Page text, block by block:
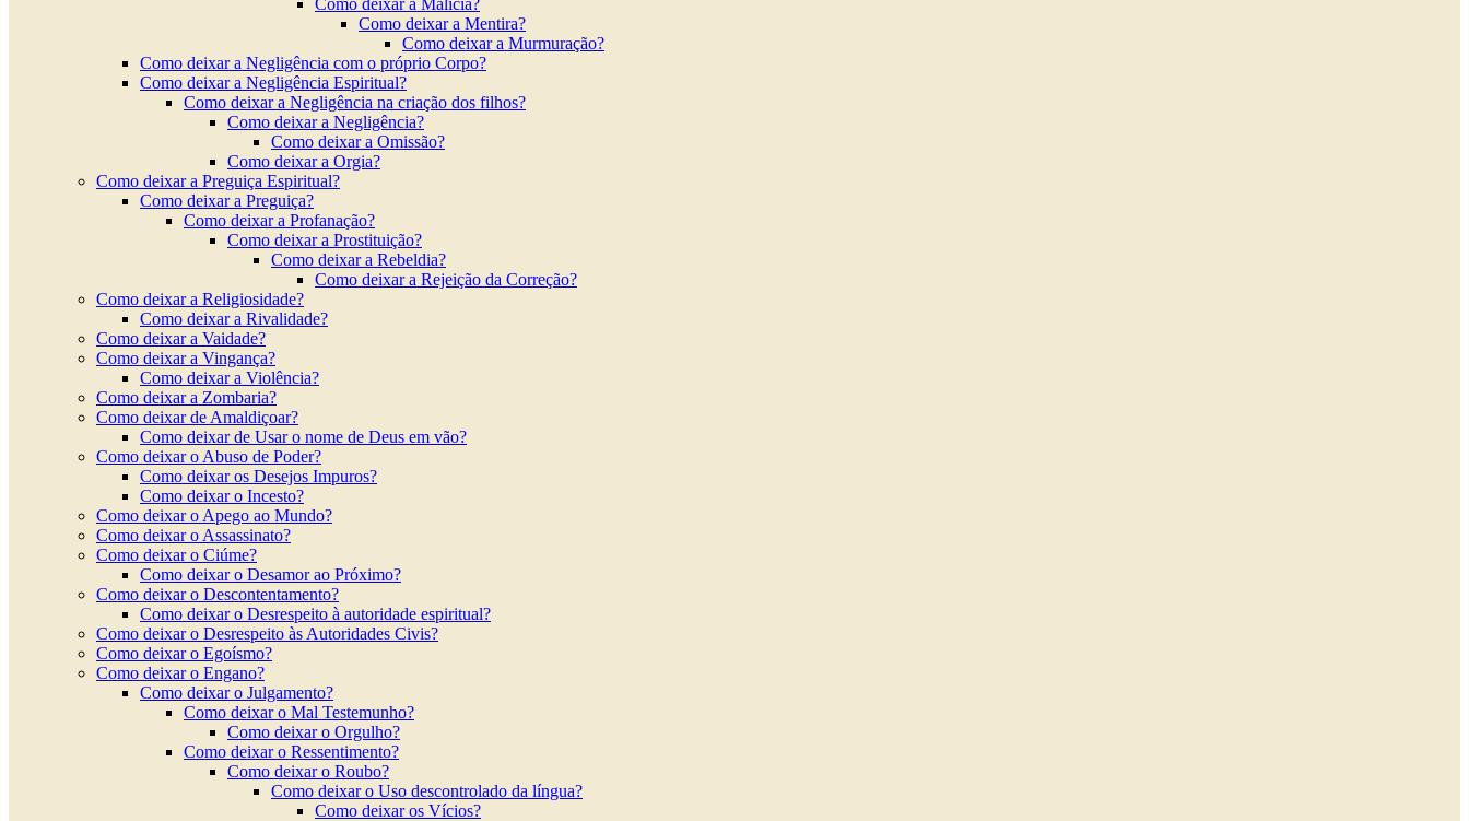
Como deixar a Malícia?
Como deixar a Mentira?
Como deixar a Murmuração?
Como deixar a Negligência com o próprio Corpo?
Como deixar a Negligência Espiritual?
Como deixar a Negligência na criação dos filhos?
Como deixar a Negligência?
Como deixar a Omissão?
Como deixar a Orgia?
Como deixar a Preguiça Espiritual?
Como deixar a Preguiça?
Como deixar a Profanação?
Como deixar a Prostituição?
Como deixar a Rebeldia?
Como deixar a Rejeição da Correção?
Como deixar a Religiosidade?
Como deixar a Rivalidade?
Como deixar a Vaidade?
Como deixar a Vingança?
Como deixar a Violência?
Como deixar a Zombaria?
Como deixar de Amaldiçoar?
Como deixar de Usar o nome de Deus em vão?
Como deixar o Abuso de Poder?
Como deixar os Desejos Impuros?
Como deixar o Incesto?
Como deixar o Apego ao Mundo?
Como deixar o Assassinato?
Como deixar o Ciúme?
Como deixar o Desamor ao Próximo?
Como deixar o Descontentamento?
Como deixar o Desrespeito à autoridade espiritual?
Como deixar o Desrespeito às Autoridades Civis?
Como deixar o Egoísmo?
Como deixar o Engano?
Como deixar o Julgamento?
Como deixar o Mal Testemunho?
Como deixar o Orgulho?
Como deixar o Ressentimento?
Como deixar o Roubo?
Como deixar o Uso descontrolado da língua?
Como deixar os Vícios?